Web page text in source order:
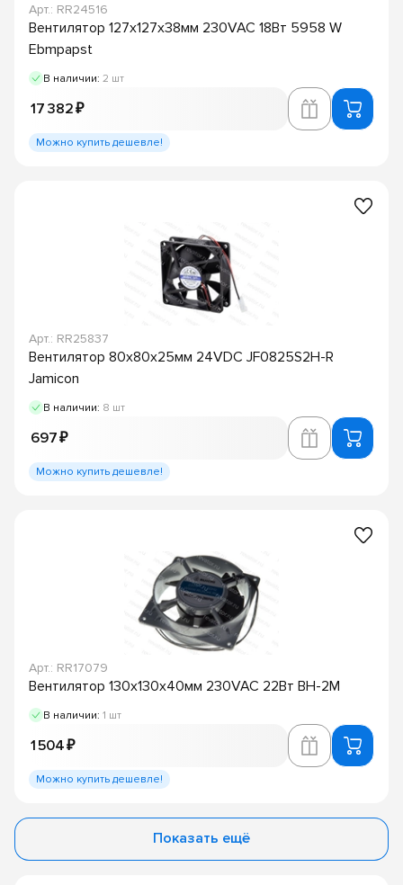
Арт.: RR24516
Вентилятор 127x127x38мм 230VAC 18Вт 5958 W
Ebmpapst
В наличии: 2 шт
17 382 ₽
Можно купить дешевле!
Арт.: RR25837
Вентилятор 80х80х25мм 24VDC JF0825S2H-R
Jamicon
В наличии: 8 шт
697 ₽
Можно купить дешевле!
Арт.: RR17079
Вентилятор 130х130х40мм 230VAC 22Вт ВН-2М
В наличии: 1 шт
1 504 ₽
Можно купить дешевле!
Показать ещё